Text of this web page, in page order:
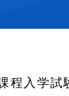
程入学試